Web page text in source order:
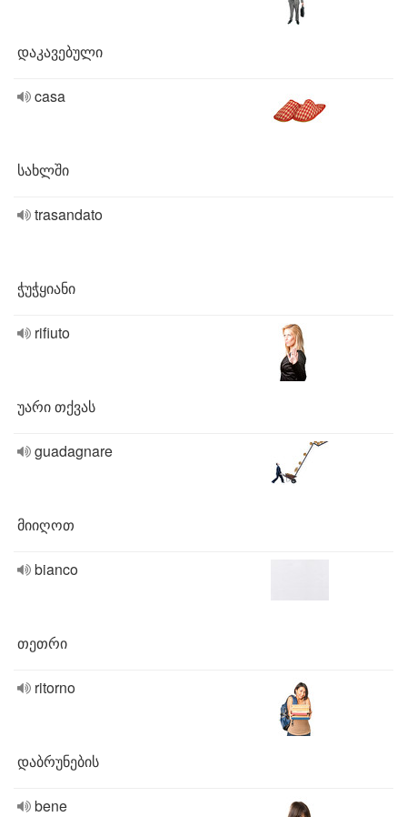
დაკავებული
casa
სახლში
trasandato
ჭუჭყიანი
rifiuto
უარი თქვას
guadagnare
მიიღოთ
bianco
თეთრი
ritorno
დაბრუნების
bene